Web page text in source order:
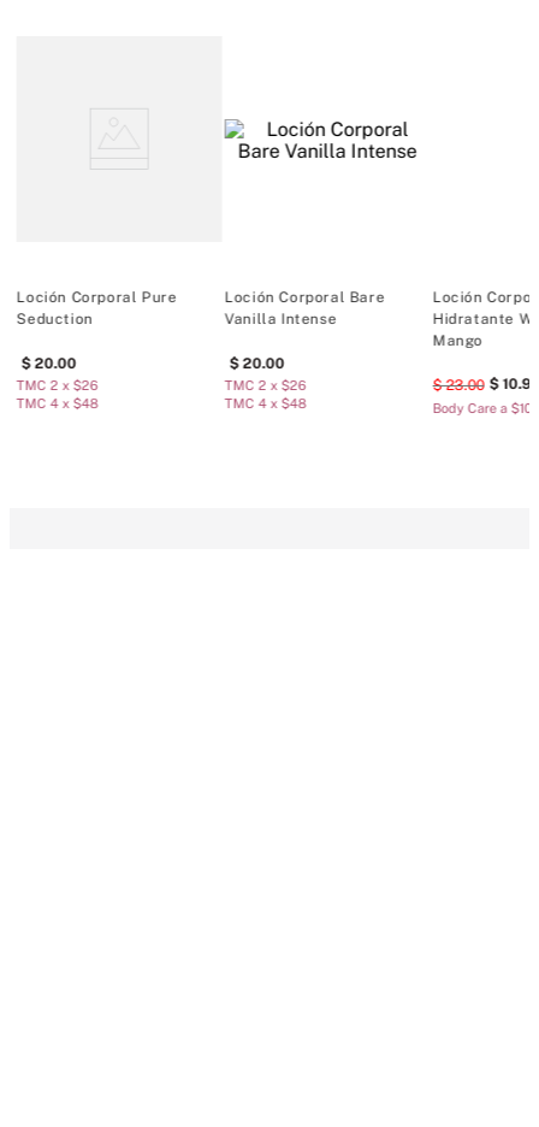
Loción Corporal​​​​​​​ Pure
Seduction
20.00
TMC 2 x $26
TMC 4 x $48
Loción Corporal Bare
Vanilla Intense
20.00
TMC 2 x $26
TMC 4 x $48
Loción
Hidratante
Mango
23.00 10.
Body Care a